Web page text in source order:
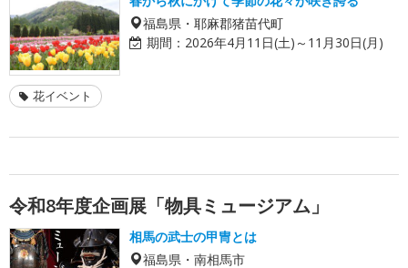
福島県・耶麻郡猪苗代町
期間： 2026年4月11日(土)～11月30日(月)
花イベント
令和8年度企画展「物具ミュージアム」
相馬の武士の甲冑とは
福島県・南相馬市